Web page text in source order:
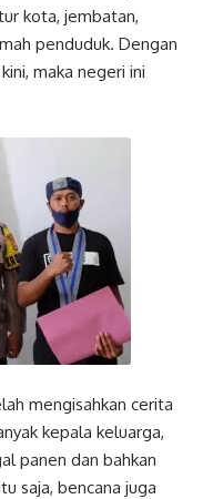
kota, jembatan,
penduduk. Dengan
maka negeri ini
mengisahkan cerita
kepala keluarga,
panen dan bahkan
saja, bencana juga